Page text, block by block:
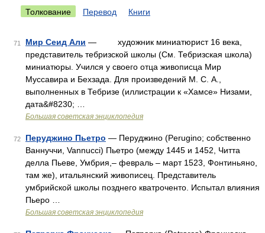
Толкование Перевод Книги
71 Мир Сеид Али — художник миниатюрист 16 века,
представитель тебризской школы (См. Тебризская школа)
миниатюры. Учился у своего отца живописца Мир
Муссавира и Бехзада. Для произведений М. С. А.,
выполненных в Тебризе (иллистрации к «Хамсе» Низами,
дата&#8230; …
Большая советская энциклопедия
72 Перуджино Пьетро — Перуджино (Perugino; собственно
Ваннуччи, Vannucci) Пьетро (между 1445 и 1452, Читта
делла Пьеве, Умбрия,‒ февраль ‒ март 1523, Фонтиньяно,
там же), итальянский живописец. Представитель
умбрийской школы позднего кватроченто. Испытал влияния
Пьеро …
Большая советская энциклопедия